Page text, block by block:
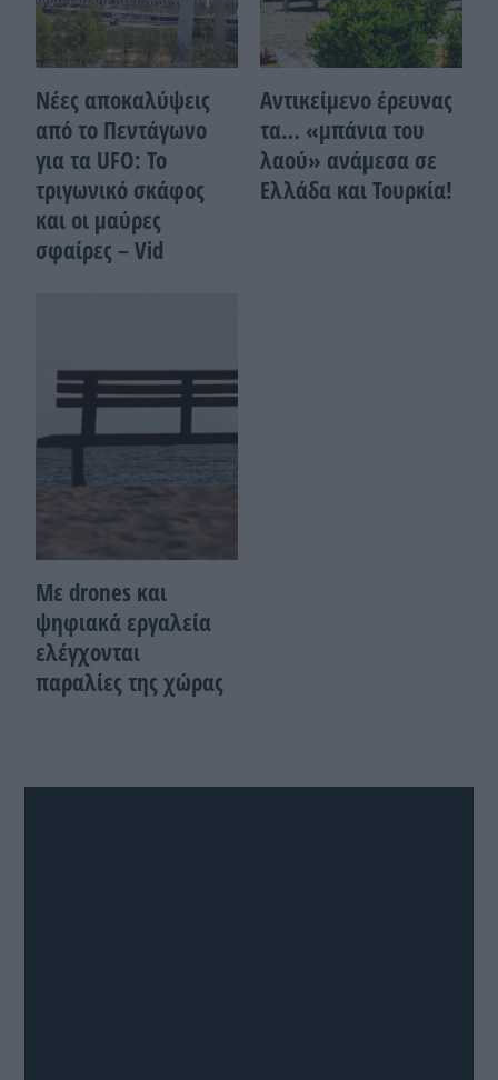
Νέες αποκαλύψεις
από το Πεντάγωνο
για τα UFO: Το
τριγωνικό σκάφος
και οι μαύρες
σφαίρες – Vid
Αντικείμενο έρευνας
τα… «μπάνια του
λαού» ανάμεσα σε
Ελλάδα και Τουρκία!
Με drones και
ψηφιακά εργαλεία
ελέγχονται
παραλίες της χώρας